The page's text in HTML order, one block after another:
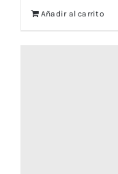
Añadir al carrito